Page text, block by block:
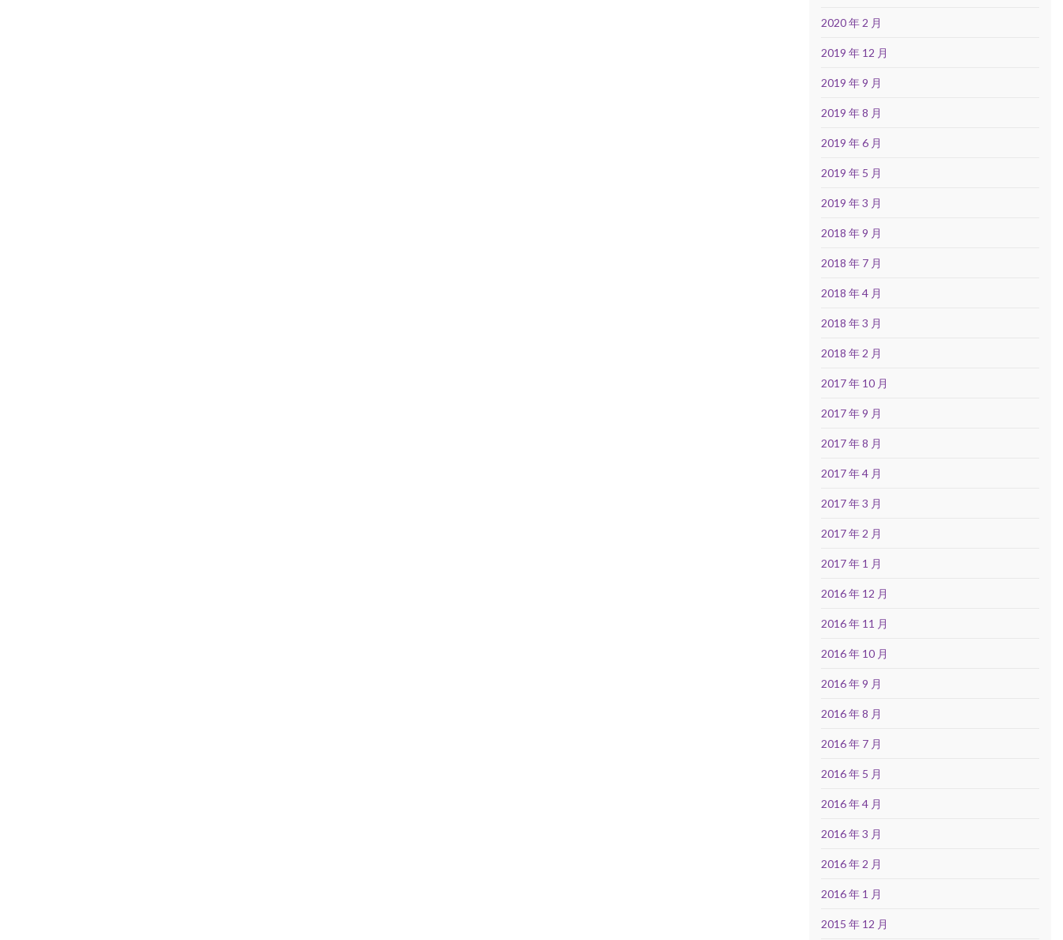
2020 年 2 月
2019 年 12 月
2019 年 9 月
2019 年 8 月
2019 年 6 月
2019 年 5 月
2019 年 3 月
2018 年 9 月
2018 年 7 月
2018 年 4 月
2018 年 3 月
2018 年 2 月
2017 年 10 月
2017 年 9 月
2017 年 8 月
2017 年 4 月
2017 年 3 月
2017 年 2 月
2017 年 1 月
2016 年 12 月
2016 年 11 月
2016 年 10 月
2016 年 9 月
2016 年 8 月
2016 年 7 月
2016 年 5 月
2016 年 4 月
2016 年 3 月
2016 年 2 月
2016 年 1 月
2015 年 12 月